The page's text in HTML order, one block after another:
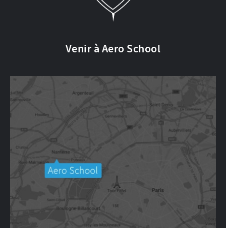
Venir à Aero School